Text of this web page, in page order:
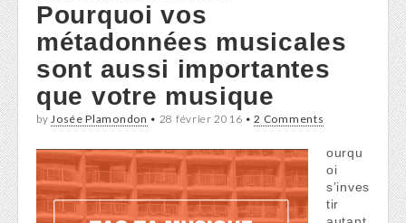
Pourquoi vos
métadonnées musicales
sont aussi importantes
que votre musique
byJosée Plamondon • 28 février 2016 •2 Comments
ourqu
oi
s’inves
tir